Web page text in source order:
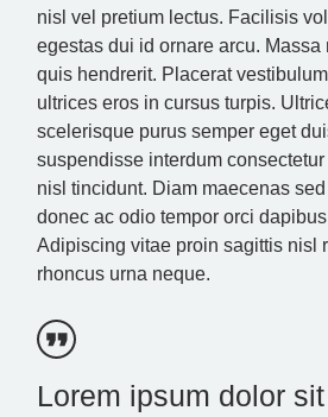
nisl vel pretium lectus. Facilisis
egestas dui id ornare arcu. Massa
quis hendrerit. Placerat
ultrices eros in cursus turpis.
scelerisque purus semper eget
suspendisse interdum
nisl tincidunt. Diam maecenas
donec ac odio tempor orci
Adipiscing vitae proin sagittis nisl
rhoncus urna neque.
Lorem ipsum dolor